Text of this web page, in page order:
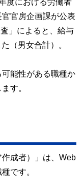
官房企画課が公表
」によると、給与
（男女合計）。
能性がある職種か
す。
作成者）」は、Web
です。